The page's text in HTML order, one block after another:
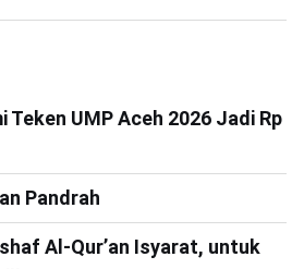
Teken UMP Aceh 2026 Jadi Rp
Pandrah
Al-Qur’an Isyarat, untuk